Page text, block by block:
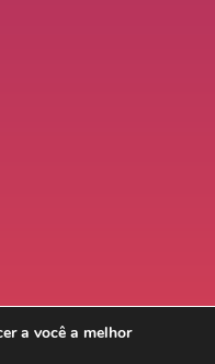
a você a melhor